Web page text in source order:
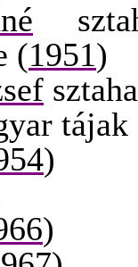
(1951)
tájak
)
)